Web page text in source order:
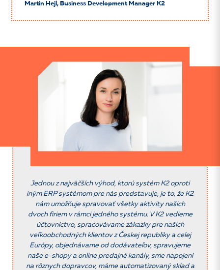
Martin Hejl, Business Development Manager K2
Jednou z najväčších výhod, ktorú systém K2 oproti
iným ERP systémom pre nás predstavuje, je to, že K2
nám umožňuje spravovať všetky aktivity našich
dvoch firiem v rámci jedného systému. V K2 vedieme
účtovníctvo, spracovávame zákazky pre našich
veľkoobchodných klientov z Českej republiky a celej
Európy, objednávame od dodávateľov, spravujeme
naše e-shopy a online predajné kanály, sme napojení
na rôznych dopravcov, máme automatizovaný sklad a